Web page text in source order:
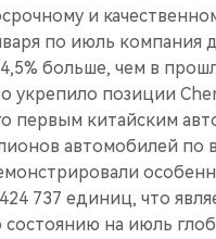
и
по июль
больше, чем в
укрепило позиции
первым китайским
автомобилей
737 единиц, что
на июль